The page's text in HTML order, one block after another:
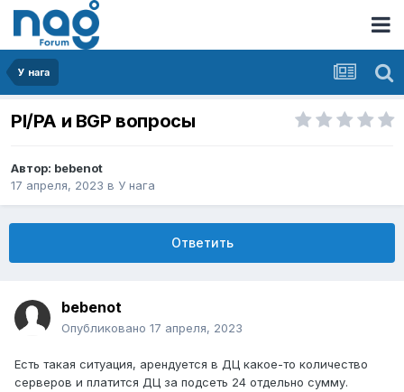
У нага
PI/PA и BGP вопросы
Автор: bebenot
17 апреля, 2023 в У нага
Ответить
bebenot
Опубликовано 17 апреля, 2023
Есть такая ситуация, арендуется в ДЦ какое-то количество
серверов и платится ДЦ за подсеть 24 отдельно сумму.